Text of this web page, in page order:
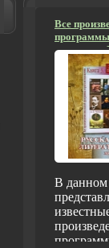
Все
изложении
Школьный
6030d.
В данном